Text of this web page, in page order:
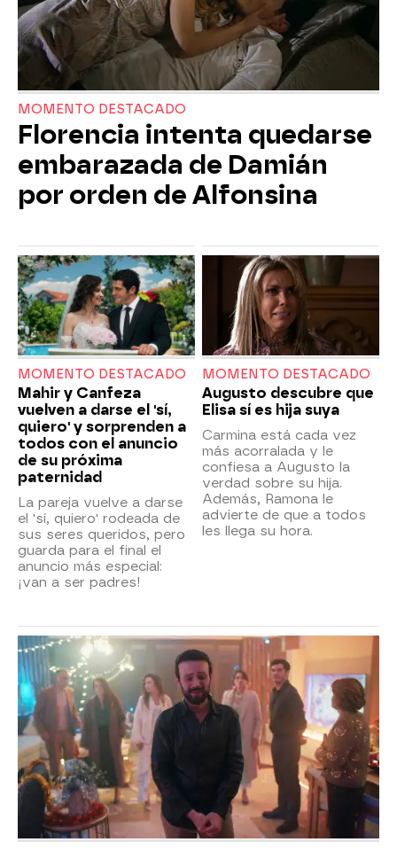
MOMENTO DESTACADO
Florencia intenta quedarse
embarazada de Damián
por orden de Alfonsina
MOMENTO DESTACADO
Mahir y Canfeza
vuelven a darse el 'sí,
quiero' y sorprenden a
todos con el anuncio
de su próxima
paternidad
La pareja vuelve a darse
el 'sí, quiero' rodeada de
sus seres queridos, pero
guarda para el final el
anuncio más especial:
¡van a ser padres!
MOMENTO DESTACADO
Augusto descubre que
Elisa sí es hija suya
Carmina está cada vez
más acorralada y le
confiesa a Augusto la
verdad sobre su hija.
Además, Ramona le
advierte de que a todos
les llega su hora.